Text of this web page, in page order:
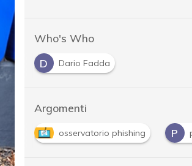
Who's Who
D
Dario Fadda
Argomenti
P password P phishing